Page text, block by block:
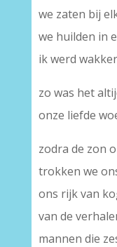
we zaten bij
we huilden in
ik werd
zo was het
onze liefde
zodra de zon
trokken we
ons rijk van
van de
mannen die